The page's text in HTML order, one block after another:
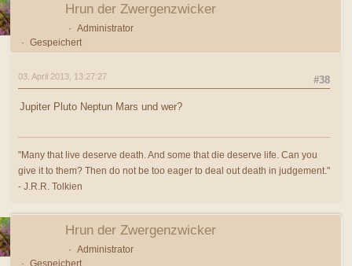
Hrun der Zwergenzwicker
Administrator
Gespeichert
#38
03. April 2013, 13:27:27
Jupiter Pluto Neptun Mars und wer?
"Many that live deserve death. And some that die deserve life. Can you
give it to them? Then do not be too eager to deal out death in judgement."
- J.R.R. Tolkien
Hrun der Zwergenzwicker
Administrator
Gespeichert